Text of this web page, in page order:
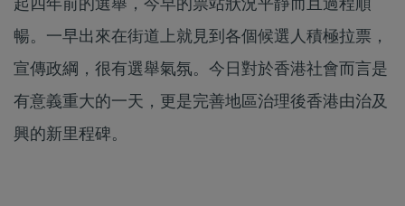
暢。一早出來在街道上就見到各個候選人積極拉票，
宣傳政綱，很有選舉氣氛。今日對於香港社會而言是
有意義重大的一天，更是完善地區治理後香港由治及
興的新里程碑。